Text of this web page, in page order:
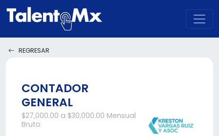
REGRESAR
CONTADOR
GENERAL
$27,000.00 a $30,000.00 Mensual
Bruto